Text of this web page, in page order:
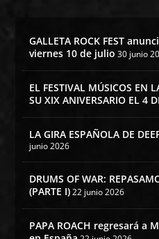
GALLETA ROCK FEST
viernes 10 de julio 30 junio
EL FESTIVAL MÚSICOS EN
SU XIX ANIVERSARIO EL 4
LA GIRA ESPAÑOLA DE
junio 2026
DRUMS OF WAR:
(PARTE I) 22 junio 2026
PAPA ROACH regresará a